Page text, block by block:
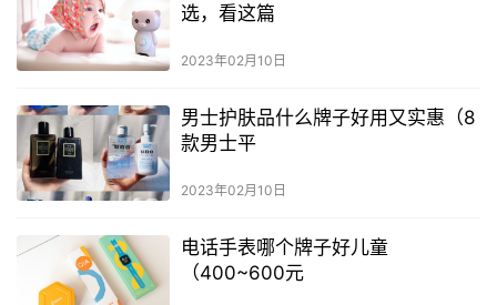
选，看这篇
2023年02月10日
男士护肤品什么牌子好用又实惠（8
款男士平
2023年02月10日
电话手表哪个牌子好儿童
（400~600元